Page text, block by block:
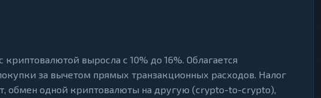
криптовалютой выросла с 10% до 16%. Облагается
за вычетом прямых транзакционных расходов. Налог
обмен одной криптовалюты на другую (crypto-to-crypto),